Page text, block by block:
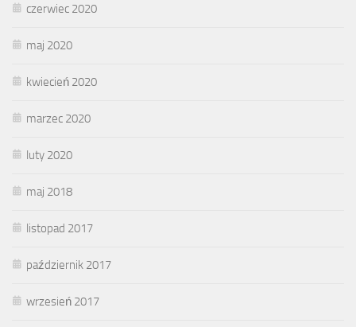
czerwiec 2020
maj 2020
kwiecień 2020
marzec 2020
luty 2020
maj 2018
listopad 2017
październik 2017
wrzesień 2017